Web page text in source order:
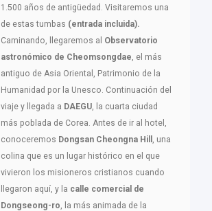
1.500 años de antigüedad. Visitaremos una
de estas tumbas (entrada incluida).
Caminando, llegaremos al Observatorio
astronómico de Cheomsongdae , el más
antiguo de Asia Oriental, Patrimonio de la
Humanidad por la Unesco. Continuación del
viaje y llegada a DAEGU , la cuarta ciudad
más poblada de Corea. Antes de ir al hotel,
conoceremos Dongsan Cheongna Hill
, una
colina que es un lugar histórico en el que
vivieron los misioneros cristianos cuando
llegaron aquí, y la calle comercial de
Dongseong-ro , la más animada de la